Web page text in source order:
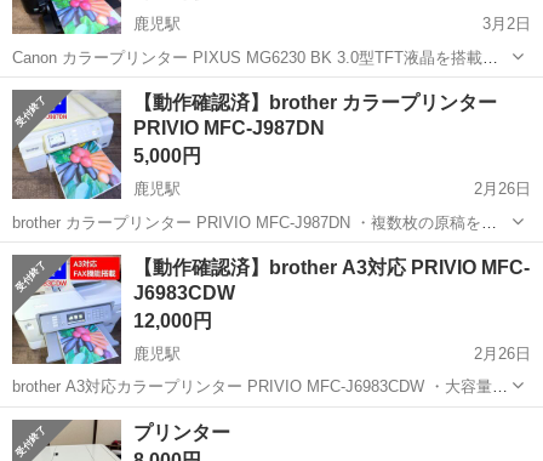
鹿児駅
3月2日
Canon カラープリンター PIXUS MG6230 BK 3.0型TFT液晶を搭載し
た無線LAN対応インクジェット複合機（6色/ブラック） 【商品状態】
こちらの商品は中古品です ✅ 使用に伴う細かいキズは御座いま...
高知 南国市 鹿児駅 プリンター
【動作確認済】brother カラープリンター
PRIVIO MFC-J987DN
5,000円
鹿児駅
2月26日
brother カラープリンター PRIVIO MFC-J987DN ・複数枚の原稿をス
ピーディーに読み取るADF（自動原稿送り装置） 原稿を最大20枚まで
連続読み取り可能 ・スマートフォン・タブレットや各種クラウドに
対...
高知 南国市 鹿児駅 プリンター brother
【動作確認済】brother A3対応 PRIVIO MFC-
J6983CDW
12,000円
鹿児駅
2月26日
brother A3対応カラープリンター PRIVIO MFC-J6983CDW ・大容量2
段トレイ・多目的トレイを搭載したA3フル対応のハイスペック複合
機。インクジェットで約15万ページの高耐久を実現し、大量印刷ニー
高知 南国市 鹿児駅
プリンター